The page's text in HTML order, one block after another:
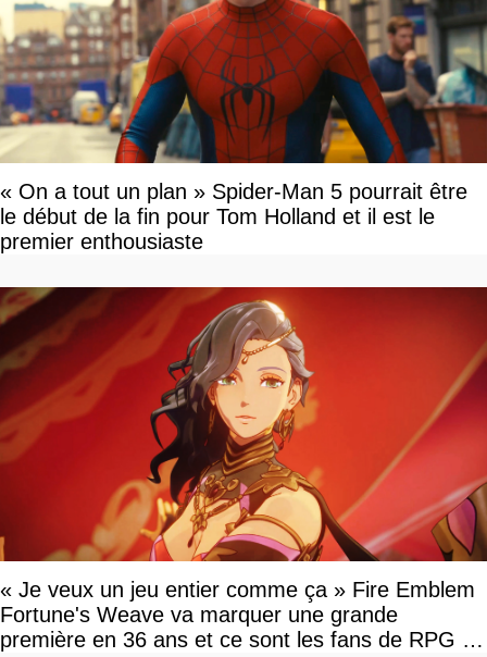
« On a tout un plan » Spider-Man 5 pourrait être
le début de la fin pour Tom Holland et il est le
premier enthousiaste
« Je veux un jeu entier comme ça » Fire Emblem
Fortune's Weave va marquer une grande
première en 36 ans et ce sont les fans de RPG en